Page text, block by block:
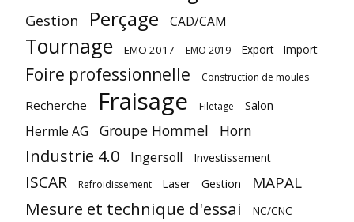
Gestion Perçage CAD/CAM
Tournage EMO 2017 EMO 2019 Export - Import
Foire professionnelle Construction de moules
Recherche Fraisage Filetage Salon
Hermle AG Groupe Hommel Horn
Industrie 4.0 Ingersoll Investissement
ISCAR Refroidissement Laser Gestion MAPAL
Mesure et technique d'essai NC/CNC